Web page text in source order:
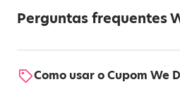
Perguntas frequentes
Como usar o Cupom We